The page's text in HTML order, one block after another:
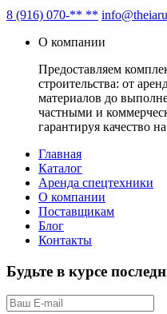
8 (916) 070-** **
О компании
Предоставляем
строительства: от
материалов до
частными и
гарантируя качество
Главная
Каталог
Аренда спецтехники
О компании
Поставщикам
Блог
Контакты
Будьте в курсе